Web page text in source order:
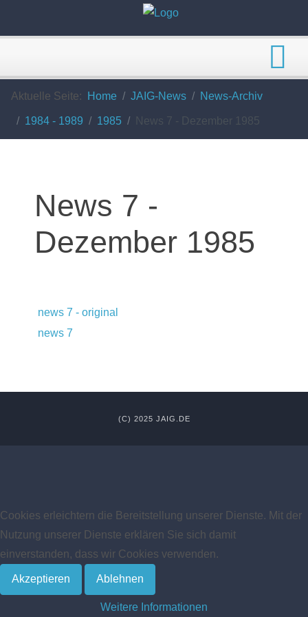
Aktuelle Seite: Home JAIG-News News-Archiv
1984 - 1989 1985 News 7 - Dezember 1985
News 7 -
Dezember 1985
news 7 - original
news 7
(C) 2025 JAIG.DE
Cookies erleichtern die Bereitstellung unserer Dienste. Mit der
Nutzung unserer Dienste erklären Sie sich damit
einverstanden, dass wir Cookies verwenden.
Akzeptieren Ablehnen
Weitere Informationen